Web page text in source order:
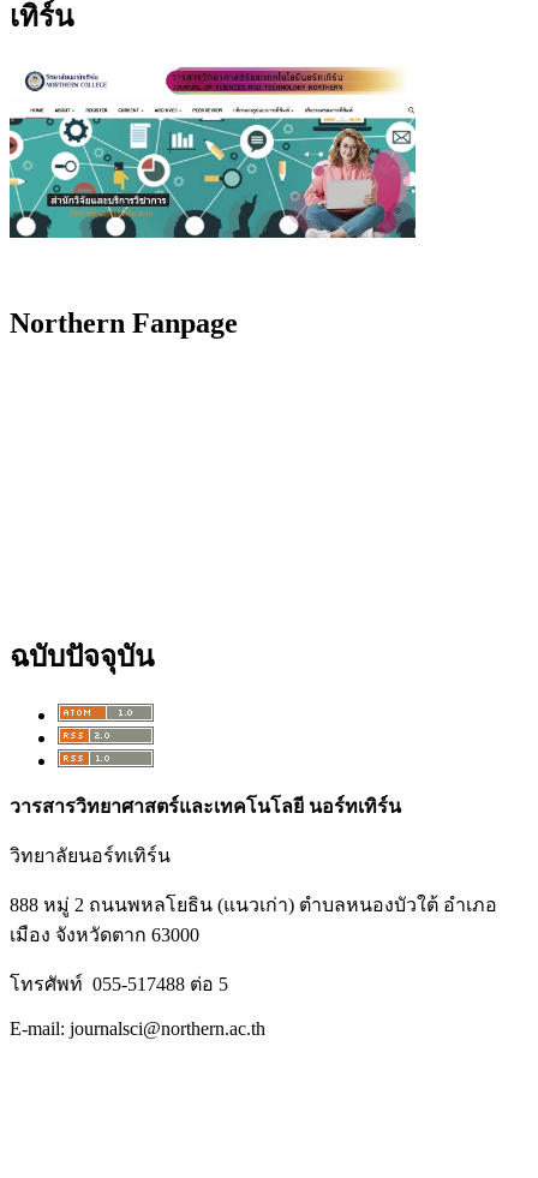
เทิร์น
Northern Fanpage
ฉบับปัจจุบัน
วารสารวิทยาศาสตร์และเทคโนโลยี นอร์ทเทิร์น
วิทยาลัยนอร์ทเทิร์น
888 หมู่ 2 ถนนพหลโยธิน (แนวเก่า) ตำบลหนองบัวใต้ อำเภอ
เมือง จังหวัดตาก 63000
โทรศัพท์ 055-517488 ต่อ 5
E-mail: journalsci@northern.ac.th